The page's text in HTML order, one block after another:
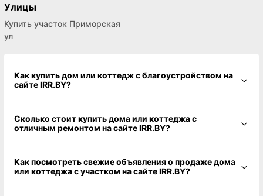
Улицы
Купить участок Приморская
ул
Как купить дом или коттедж с благоустройством на
сайте IRR.BY?
Сколько стоит купить дома или коттеджа с
отличным ремонтом на сайте IRR.BY?
Как посмотреть свежие объявления о продаже дома
или коттеджа с участком на сайте IRR.BY?